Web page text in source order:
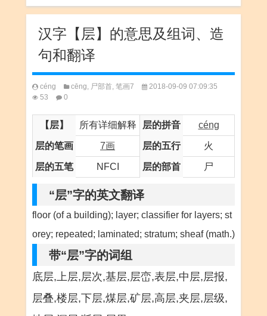
汉字【层】的意思及组词、造
句和翻译
céng cēng, 尸部首, 笔画7
2018-09-09 07:09:35
53
0
【层】 所有详细解释 层的拼音 céng
层的笔画 7画 层的五行 火
层的五笔 NFCI 层的部首 尸
“层”字的英文翻译
floor (of a building); layer; classifier for layers; st
orey; repeated; laminated; stratum; sheaf (math.)
带“层”字的词组
底层,上层,层次,基层,层峦,表层,中层,层报,
层叠,楼层,下层,煤层,矿层,高层,夹层,层级,